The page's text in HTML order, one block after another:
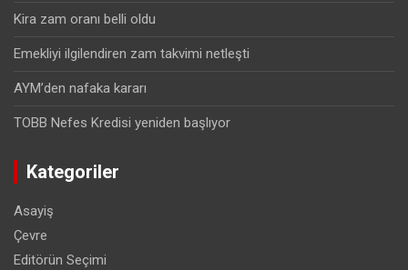
Kira zam oranı belli oldu
Emekliyi ilgilendiren zam takvimi netleşti
AYM’den nafaka kararı
TOBB Nefes Kredisi yeniden başlıyor
Kategoriler
Asayiş
Çevre
Editörün Seçimi